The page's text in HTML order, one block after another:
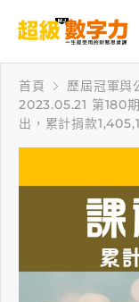
首頁 歷屆冠軍與
2023.05.21 第180
出，累計捐款